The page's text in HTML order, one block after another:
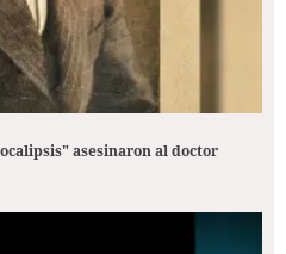
asesinaron al doctor